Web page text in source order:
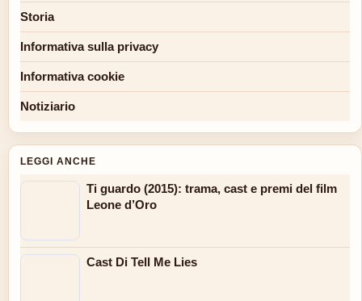
Storia
Informativa sulla privacy
Informativa cookie
Notiziario
LEGGI ANCHE
Ti guardo (2015): trama, cast e premi del film
Leone d’Oro
Cast Di Tell Me Lies